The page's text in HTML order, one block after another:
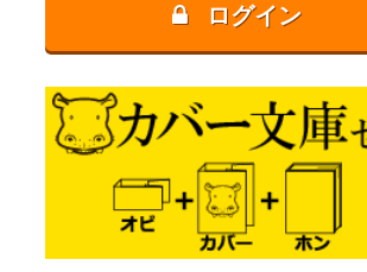
ログイン